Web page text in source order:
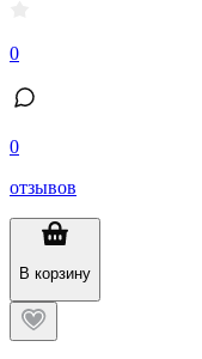
0
0
отзывов
В корзину